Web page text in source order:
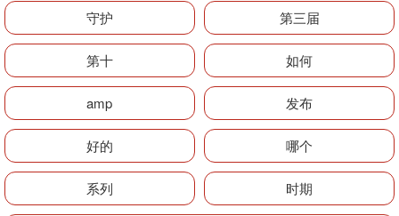
守护 第三届
第十 如何
amp 发布
好的 哪个
系列 时期